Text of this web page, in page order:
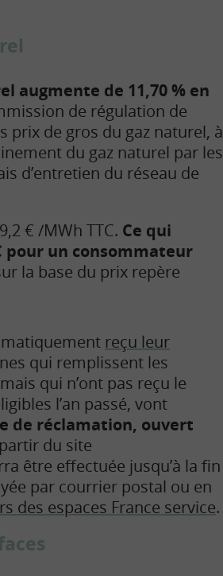
augmente de 11,70 % en
de régulation de
prix de gros du gaz naturel, à
du gaz naturel par les
d’entretien du réseau de
€ /MWh TTC. Ce qui
pour un consommateur
la base du prix repère
reçu leur
qui remplissent les
qui n’ont pas reçu le
l’an passé, vont
de réclamation, ouvert
du site
être effectuée jusqu’à la fin
par courrier postal ou en
des espaces France service.